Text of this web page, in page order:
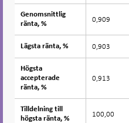
Genomsnittlig
ränta, %
Lägsta ränta, %
Högsta
accepterade
ränta, %
Tilldelning till
högsta ränta, %
Genomsnittlig
ränta, %
0,909
Lägsta ränta, % 0,903
Högsta
accepterade
ränta, %
0,913
Tilldelning till
högsta ränta, %
100,00